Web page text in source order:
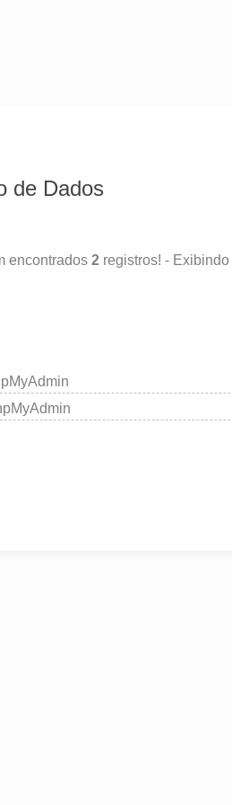
de Dados
encontrados 2 registros! -